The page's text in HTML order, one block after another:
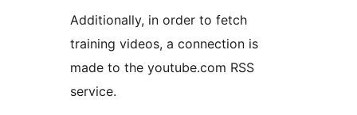
Additionally, in order to fetch
training videos, a connection is
made to the youtube.com RSS
service.